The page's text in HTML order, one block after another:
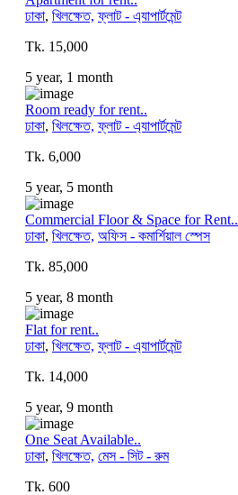
ঢাকা, খিলক্ষেত, ফ্লাট - এ্যাপার্টমেন্ট
Tk. 15,000
5 year, 1 month
Room ready for rent..
ঢাকা, খিলক্ষেত, ফ্লাট - এ্যাপার্টমেন্ট
Tk. 6,000
5 year, 5 month
Commercial Floor & Space for Rent..
ঢাকা, খিলক্ষেত, অফিস - কমার্শিয়াল স্পেস
Tk. 85,000
5 year, 8 month
Flat for rent..
ঢাকা, খিলক্ষেত, ফ্লাট - এ্যাপার্টমেন্ট
Tk. 14,000
5 year, 9 month
One Seat Available..
ঢাকা, খিলক্ষেত, মেস - সিট - রুম
Tk. 600